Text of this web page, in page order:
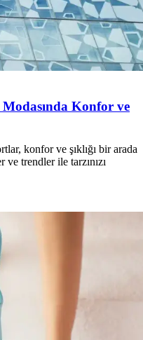
Konfor ve
konfor ve şıklığı bir arada
trendler ile tarzınızı